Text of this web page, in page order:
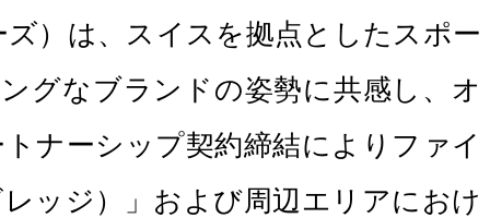
）は、スイスを拠点としたスポー
グなブランドの姿勢に共感し、オ
ナーシップ契約締結によりファイ
ッジ）」および周辺エリアにおけ